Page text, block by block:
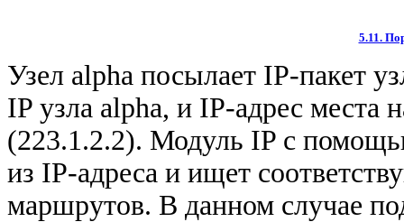
5.11.
Узел alpha посылает IP-пакет
IP узла alpha, и IP-адрес места
(223.1.2.2). Модуль IP с
из IP-адреса и ищет
маршрутов. В данном случае